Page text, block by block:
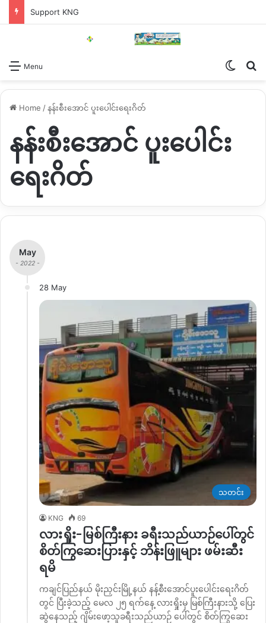
Support KNG
Menu
Home /နန်းစီးအောင် ပူးပေါင်းရေးဂိတ်
နန်းစီးအောင် ပူးပေါင်း
ရေးဂိတ်
May
- 2022 -
28 May
သတင်း
KNG 69
လားရှိုး-မြစ်ကြီးနား ခရီးသည်ယာဉ်ပေါ်တွင်
စိတ်ကြွဆေးပြားနှင့် ဘိန်းဖြူများ ဖမ်းဆီး
ရမိ
ကချင်ပြည်နယ် မိုးညှင်းမြို့နယ် နန့်စီးအောင်ပူးပေါင်းရေးဂိတ်
တွင် ပြီးခဲ့သည့် မေလ ၂၅ ရက်နေ့ လားရှိုးမှ မြစ်ကြီးနားသို့ ပြေး
ဆွဲနေသည့် ဂျိမ်းဖော့သူခရီးသည်ယာဉ် ပေါ်တွင် စိတ်ကြွဆေး